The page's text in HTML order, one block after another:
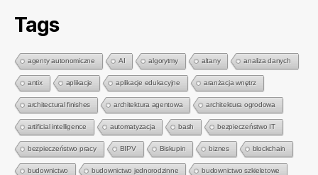
Tags
agenty autonomiczne AI algorytmy altany analiza danych
antix aplikacje aplikacje edukacyjne aranżacja wnętrz
architectural finishes architektura agentowa architektura ogrodowa
artificial intelligence automatyzacja bash bezpieczeństwo IT
bezpieczeństwo pracy BIPV Biskupin biznes blockchain
budownictwo budownictwo jednorodzinne budownictwo szkieletowe